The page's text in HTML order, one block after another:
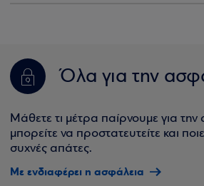
Όλα για την
Μάθετε τι μέτρα παίρνουμε για
μπορείτε να προστατευτείτε και
συχνές απάτες.
Με ενδιαφέρει η ασφάλεια